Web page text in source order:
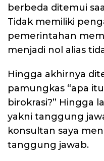
berbeda ditemui
Tidak memiliki
pemerintahan
menjadi nol alias
Hingga akhirnya
pamungkas “apa
birokrasi?” Hingga
yakni tanggung
konsultan saya
tanggung jawab.